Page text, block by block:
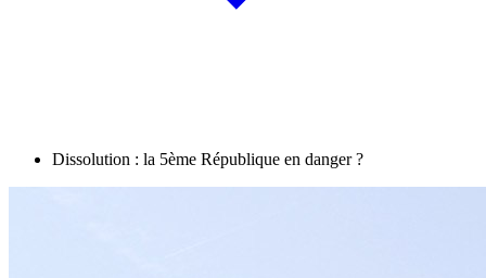
Dissolution : la 5ème République en danger ?